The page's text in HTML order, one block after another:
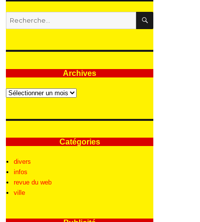
Recherche
pour
RECHERCHE
Archives
Archives
Catégories
divers
infos
revue du web
ville